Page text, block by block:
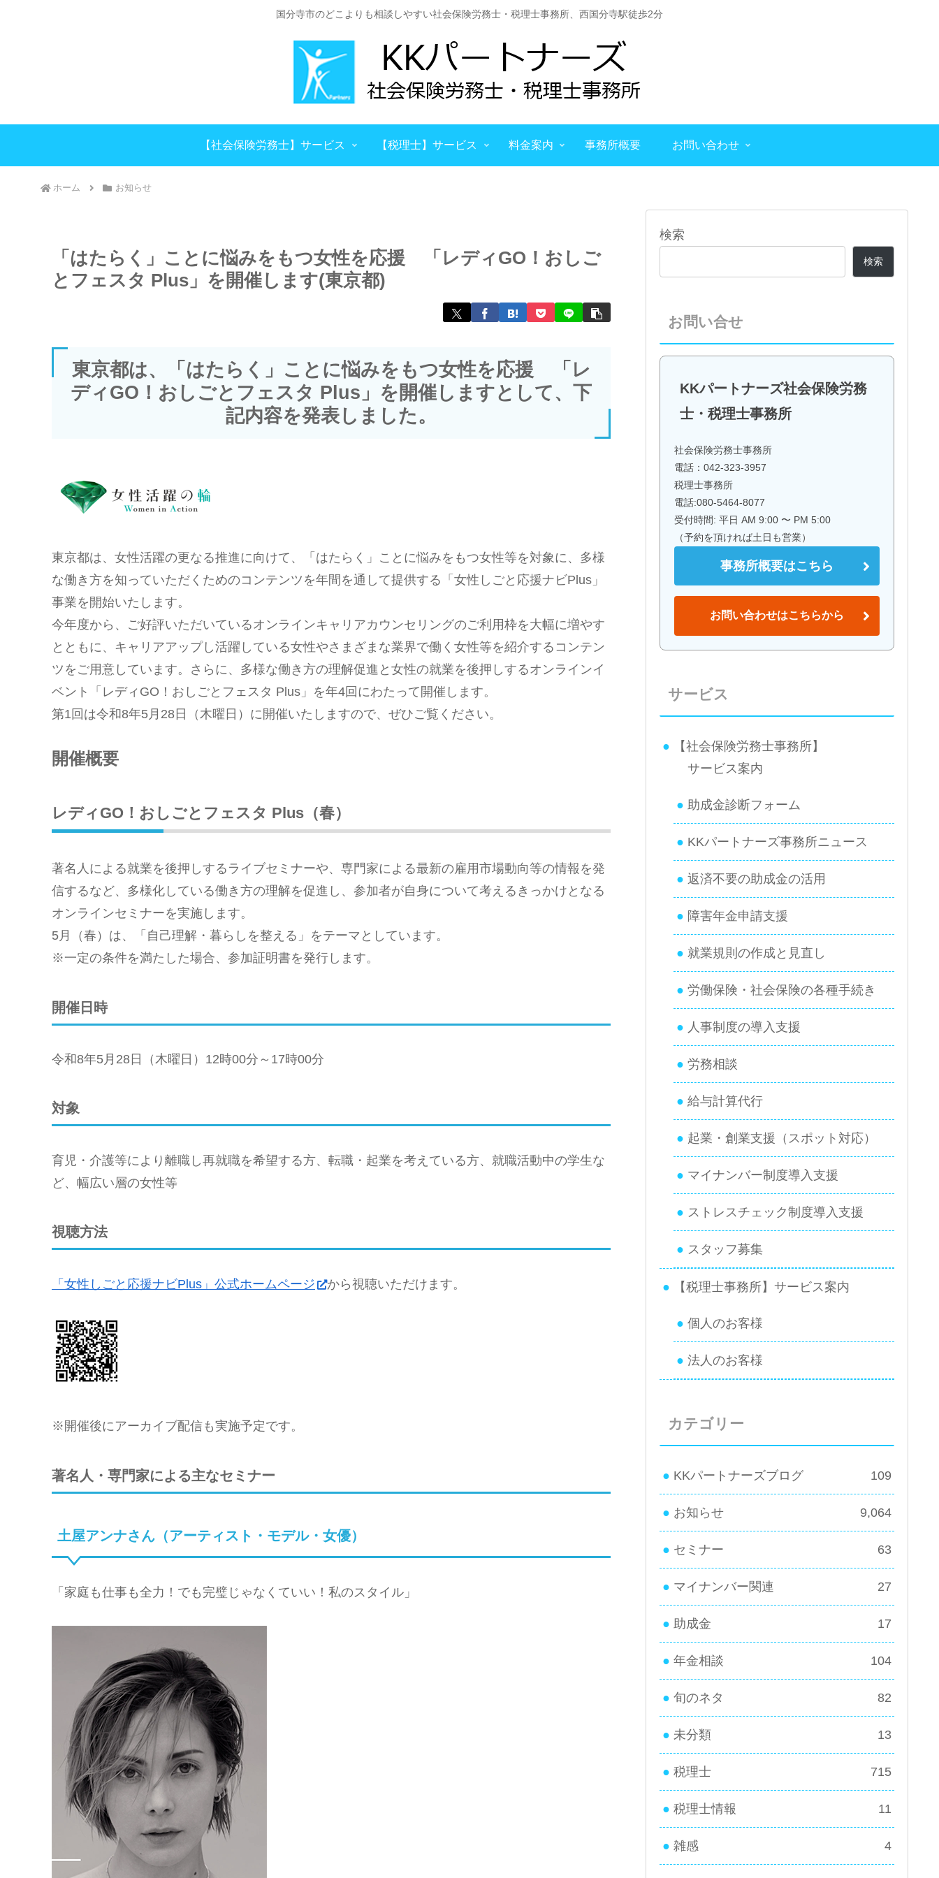
国分寺市のどこよりも相談しやすい社会保険労務士・税理士事務所、西国分寺駅徒歩2分
【社会保険労務士】サービス 【税理士】サービス 料金案内 事務所概要 お問い合わせ
ホーム お知らせ
「はたらく」ことに悩みをもつ女性を応援 「レディGO！おしご
とフェスタ Plus」を開催します(東京都)
東京都は、「はたらく」ことに悩みをもつ女性を応援 「レ
ディGO！おしごとフェスタ Plus」を開催しますとして、下
記内容を発表しました。
東京都は、女性活躍の更なる推進に向けて、「はたらく」ことに悩みをもつ女性等を対象に、多様
な働き方を知っていただくためのコンテンツを年間を通して提供する「女性しごと応援ナビPlus」
事業を開始いたします。
今年度から、ご好評いただいているオンラインキャリアカウンセリングのご利用枠を大幅に増やす
とともに、キャリアアップし活躍している女性やさまざまな業界で働く女性等を紹介するコンテン
ツをご用意しています。さらに、多様な働き方の理解促進と女性の就業を後押しするオンラインイ
ベント「レディGO！おしごとフェスタ Plus」を年4回にわたって開催します。
第1回は令和8年5月28日（木曜日）に開催いたしますので、ぜひご覧ください。
開催概要
レディGO！おしごとフェスタ Plus（春）
著名人による就業を後押しするライブセミナーや、専門家による最新の雇用市場動向等の情報を発
信するなど、多様化している働き方の理解を促進し、参加者が自身について考えるきっかけとなる
オンラインセミナーを実施します。
5月（春）は、「⾃⼰理解・暮らしを整える」をテーマとしています。
※一定の条件を満たした場合、参加証明書を発行します。
開催日時
令和8年5月28日（木曜日）12時00分～17時00分
対象
育児・介護等により離職し再就職を希望する方、転職・起業を考えている方、就職活動中の学生な
ど、幅広い層の女性等
視聴方法
「女性しごと応援ナビPlus」公式ホームページ から視聴いただけます。
※開催後にアーカイブ配信も実施予定です。
著名人・専門家による主なセミナー
土屋アンナさん（アーティスト・モデル・女優）
「家庭も仕事も全力！でも完璧じゃなくていい！私のスタイル」
検索
検索
お問い合せ
KKパートナーズ社会保険労務
士・税理士事務所
社会保険労務士事務所
電話：042-323-3957
税理士事務所
電話:080-5464-8077
受付時間: 平日 AM 9:00 〜 PM 5:00
（予約を頂ければ土日も営業）
事務所概要はこちら
お問い合わせはこちらから
サービス
【社会保険労務士事務所】
サービス案内
助成金診断フォーム
KKパートナーズ事務所ニュース
返済不要の助成金の活用
障害年金申請支援
就業規則の作成と見直し
労働保険・社会保険の各種手続き
人事制度の導入支援
労務相談
給与計算代行
起業・創業支援（スポット対応）
マイナンバー制度導入支援
ストレスチェック制度導入支援
スタッフ募集
【税理士事務所】サービス案内
個人のお客様
法人のお客様
カテゴリー
KKパートナーズブログ 109
お知らせ 9,064
セミナー 63
マイナンバー関連 27
助成金 17
年金相談 104
旬のネタ 82
未分類 13
税理士 715
税理士情報 11
雑感 4